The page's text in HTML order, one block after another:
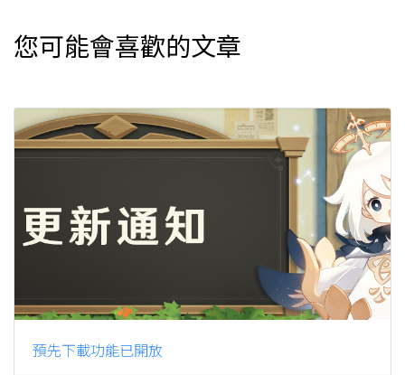
您可能會喜歡的文章
預先下載功能已開放